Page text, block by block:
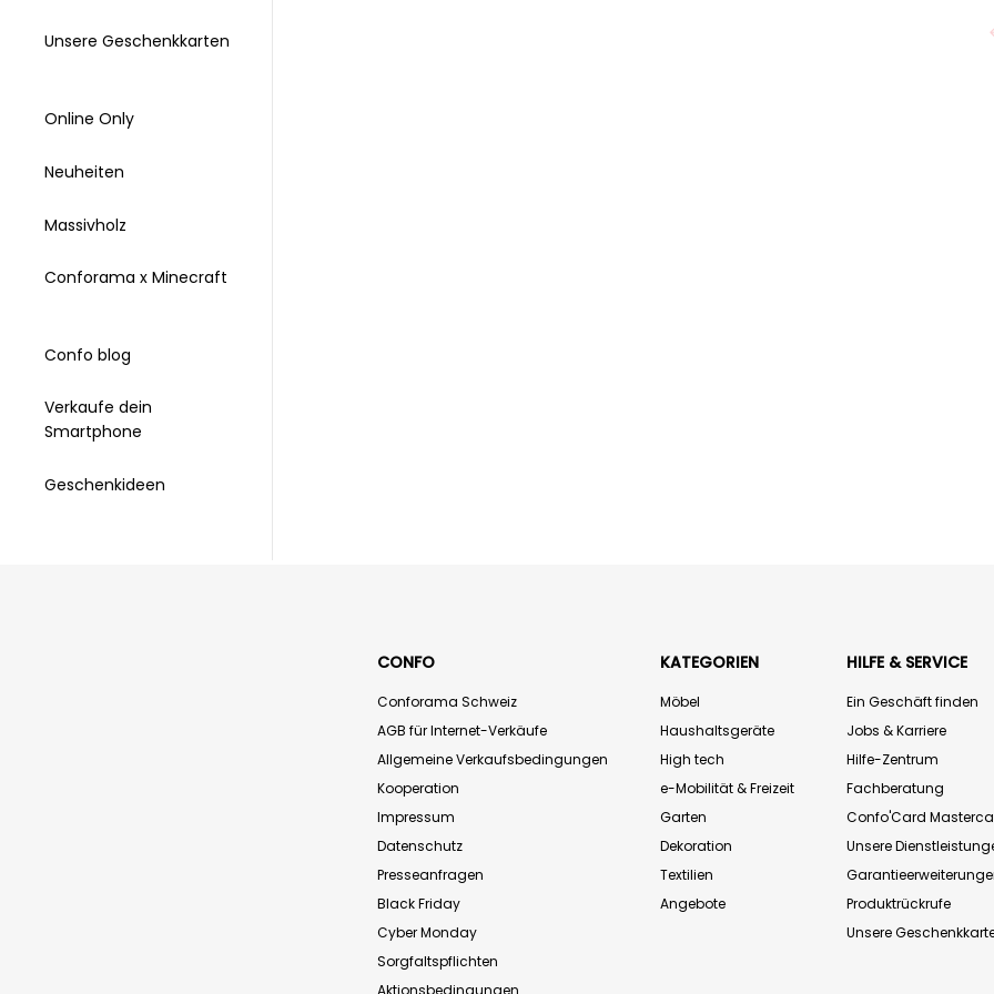
Unsere Geschenkkarten
Online Only
Neuheiten
Massivholz
Conforama x Minecraft
Confo blog
Verkaufe dein
Smartphone
Geschenkideen
CONFO
Conforama Schweiz
AGB für Internet-Verkäufe
Allgemeine Verkaufsbedingungen
Kooperation
Impressum
Datenschutz
Presseanfragen
Black Friday
Cyber Monday
Sorgfaltspflichten
KATEGORIEN
Möbel
Haushaltsgeräte
High tech
e-Mobilität & Freizeit
Garten
Dekoration
Textilien
Angebote
HILFE & SERVICE
Ein Geschäft finden
Jobs & Karriere
Hilfe-Zentrum
Fachberatung
Confo'Card
Unsere
Produktrückrufe
Unsere